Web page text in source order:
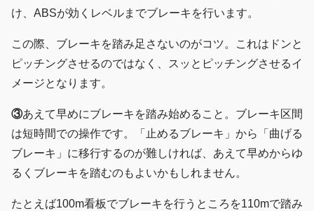
け、ABSが効くレベルまでブレーキを行います。
この際、ブレーキを踏み足さないのがコツ。これはドンと
ピッチングさせるのではなく、スッとピッチングさせるイ
メージとなります。
③あえて早めにブレーキを踏み始めること。ブレーキ区間
は短時間での操作です。「止めるブレーキ」から「曲げる
ブレーキ」に移行するのが難しければ、あえて早めからゆ
るくブレーキを踏むのもよいかもしれません。
たとえば100m看板でブレーキを行うところを110mで踏み